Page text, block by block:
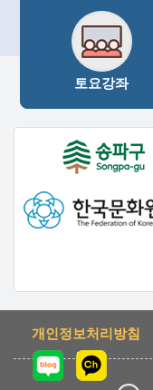
토요강좌
개인정보처리방침